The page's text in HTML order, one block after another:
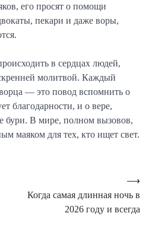
его просят о помощи
пекари и даже воры,
в сердцах людей,
молитвой. Каждый
— это повод вспомнить о
благодарности, и о вере,
бури. В мире, полном вызовов,
маяком для тех, кто ищет свет.
Когда самая длинная ночь в
2026 году и всегда
⟶